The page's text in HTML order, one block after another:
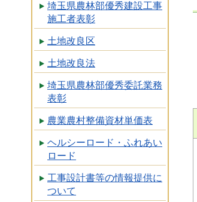
埼玉県農林部優秀建設工事
施工者表彰
土地改良区
土地改良法
埼玉県農林部優秀委託業務
表彰
農業農村整備資材単価表
ヘルシーロード・ふれあい
ロード
工事設計書等の情報提供に
ついて